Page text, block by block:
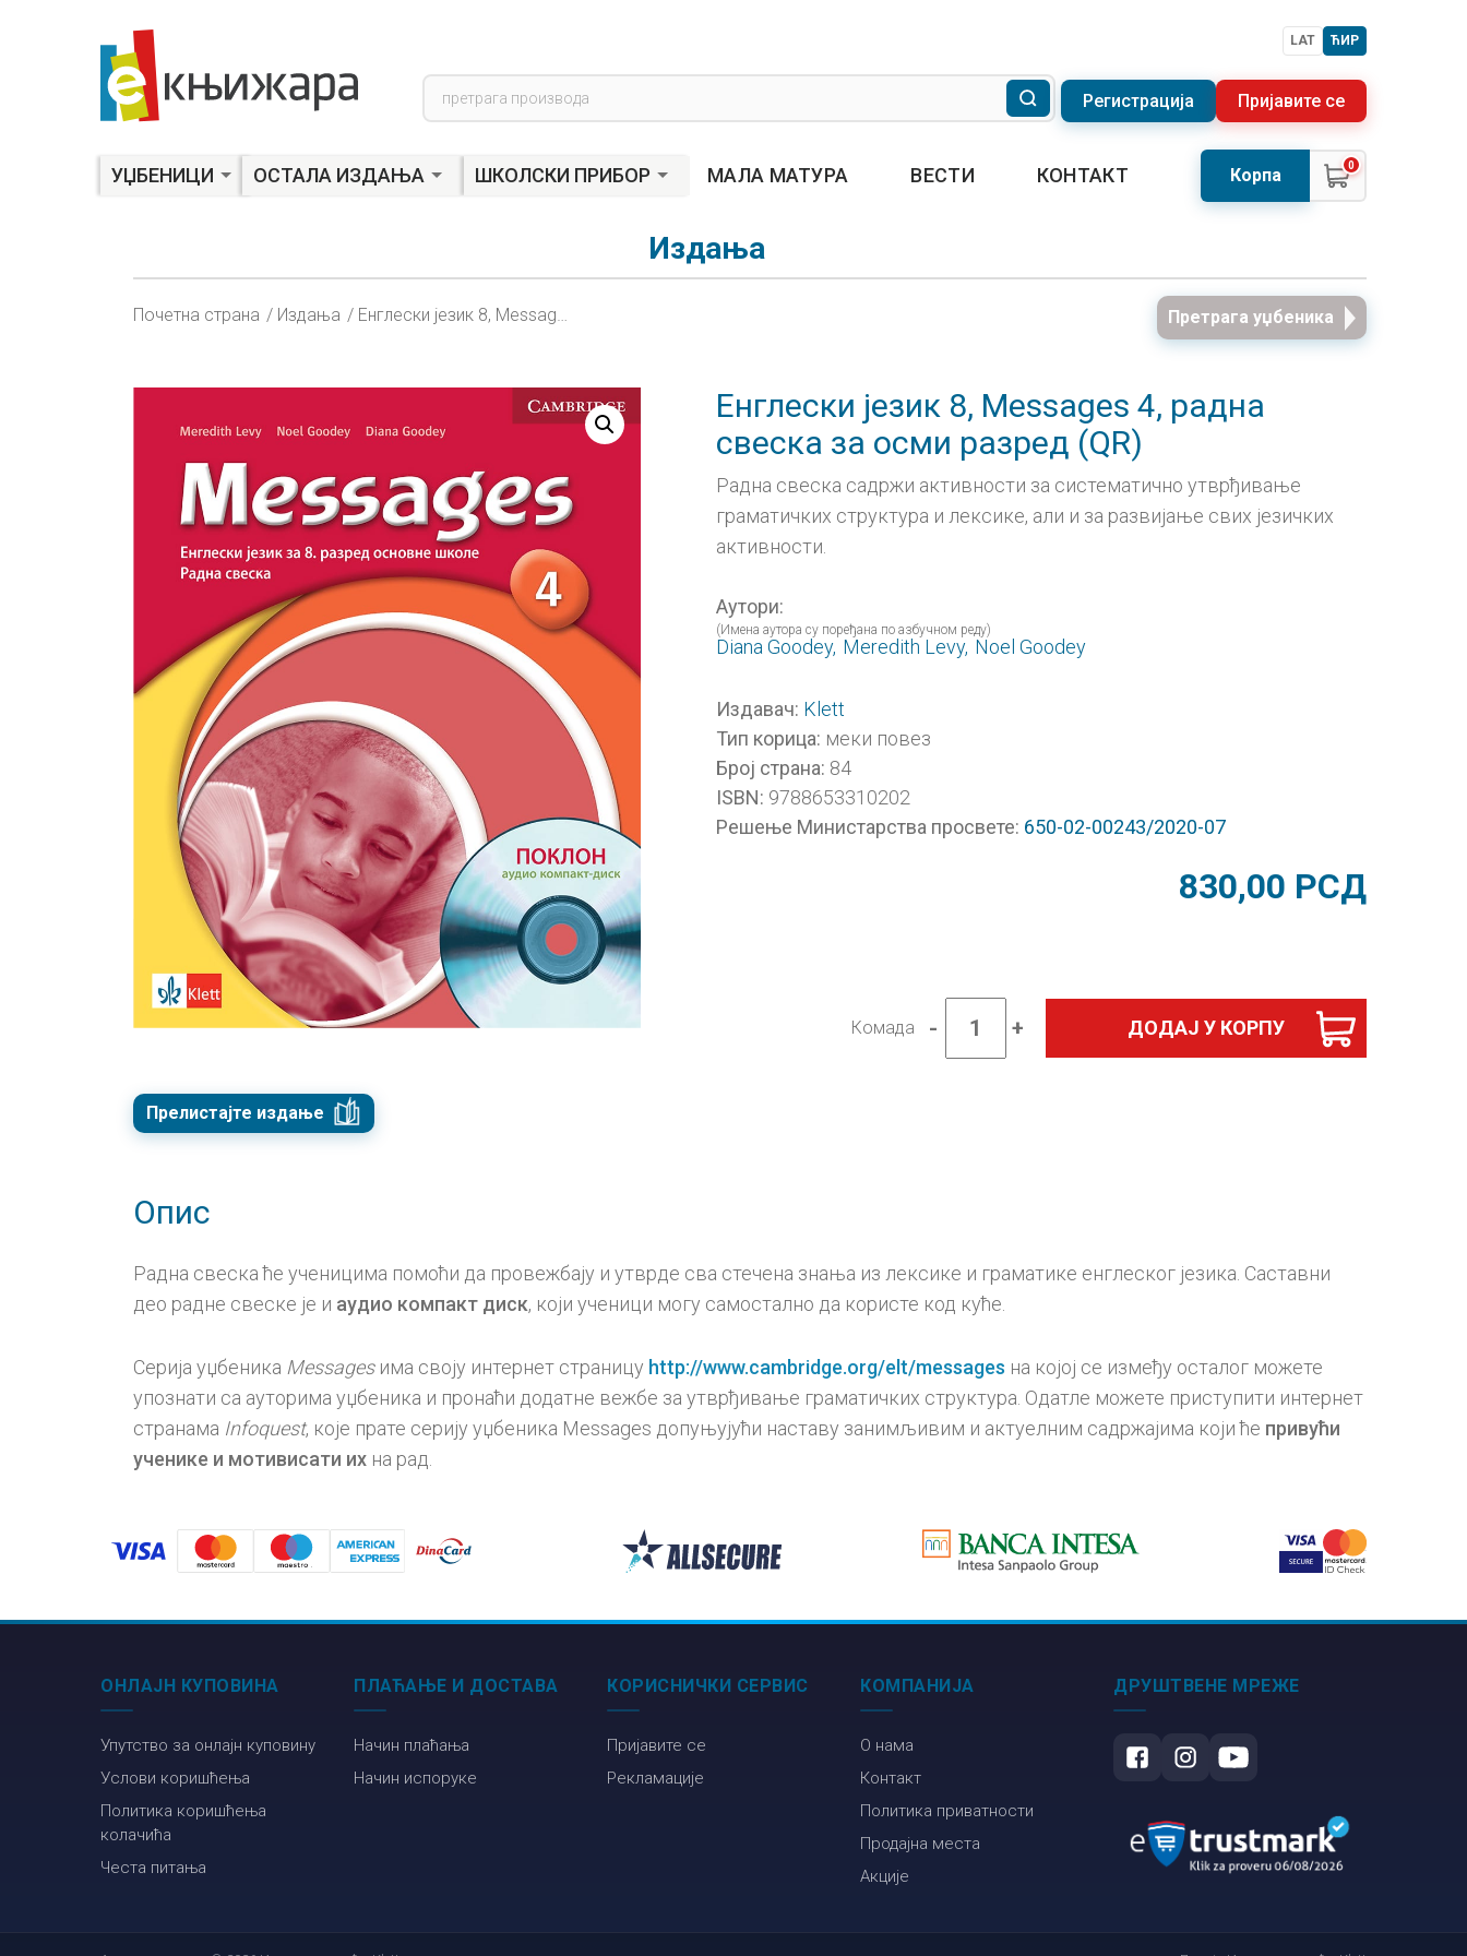
LAT ЋИР
Products
search
Регистрација Пријавите се
УЏБЕНИЦИ ОСТАЛА ИЗДАЊА ШКОЛСКИ ПРИБОР МАЛА МАТУРА ВЕСТИ КОНТАКТ Корпа 0
Издања
Почетна страна Издања Претрага уџбеника
Прелистајте издање
Енглески језик 8, Messages 4, радна
свеска за осми разред (QR)
Радна свеска садржи активности за систематично утврђивање
граматичких структура и лексике, али и за развијање свих језичких
активности.
Аутори:
(Имена аутора су поређана по азбучном реду)
Diana Goodey, Meredith Levy, Noel Goodey
Издавач: Klett
Тип корица: меки повез
Број страна: 84
ISBN: 9788653310202
Решење Министарства просвете: 650-02-00243/2020-07
830,00 РСД
Комада -
Енглески
језик
+ ДОДАЈ У КОРПУ
Опис
Радна свеска ће ученицима помоћи да провежбају и утврде сва стечена знања из лексике и граматике енглеског језика. Саставни
део радне свеске је и аудио компакт диск, који ученици могу самостално да користе код куће.
Серија уџбеника Messagesима своју интернет страницу http://www.cambridge.org/elt/messages на којој се између осталог можете
упознати са ауторима уџбеника и пронаћи додатне вежбе за утврђивање граматичких структура. Одатле можете приступити интернет
странама Infoquest, које прате серију уџбеника Messages допуњујући наставу занимљивим и актуелним садржајима који ће привући
ученике и мотивисати их на рад.
ОНЛАЈН КУПОВИНА
Упутство за онлајн куповину
Услови коришћења
Политика коришћења
колачића
Честа питања
ПЛАЋАЊЕ И ДОСТАВА
Начин плаћања
Начин испоруке
КОРИСНИЧКИ СЕРВИС
Пријавите се
Рекламације
КОМПАНИЈА
О нама
Контакт
Политика приватности
Продајна места
Акције
ДРУШТВЕНЕ МРЕЖЕ